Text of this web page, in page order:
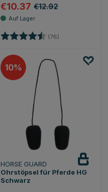
€10.37 €12.92
Bewertung: (76)
10
HORSE GUARD
Ohrstöpsel für Pferde HG
Schwarz